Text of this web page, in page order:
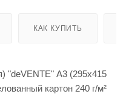
КАК КУПИТЬ
"deVENTE" А3 (295x415
картон 240 г/м²